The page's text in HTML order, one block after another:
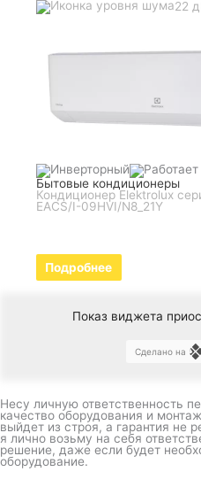
22
Бытовые кондиционеры
Кондиционер Elektrolux
EACS/I-09HVI/N8_21Y
Подробнее
Показ виджета
Сделано на
Несу личную ответственность
качество оборудования и
выйдет из строя, а гарантия не
я лично возьму на себя
решение, даже если будет
оборудование.